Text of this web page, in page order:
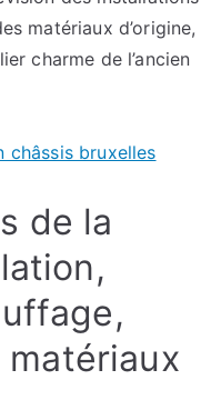
matériaux d’origine,
charme de l’ancien
châssis bruxelles
de la